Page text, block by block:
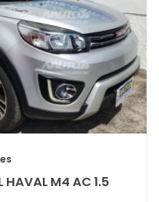
HAVAL M4 AC 1.5